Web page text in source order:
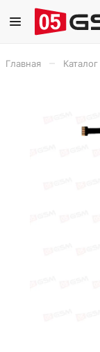
Главная Каталог